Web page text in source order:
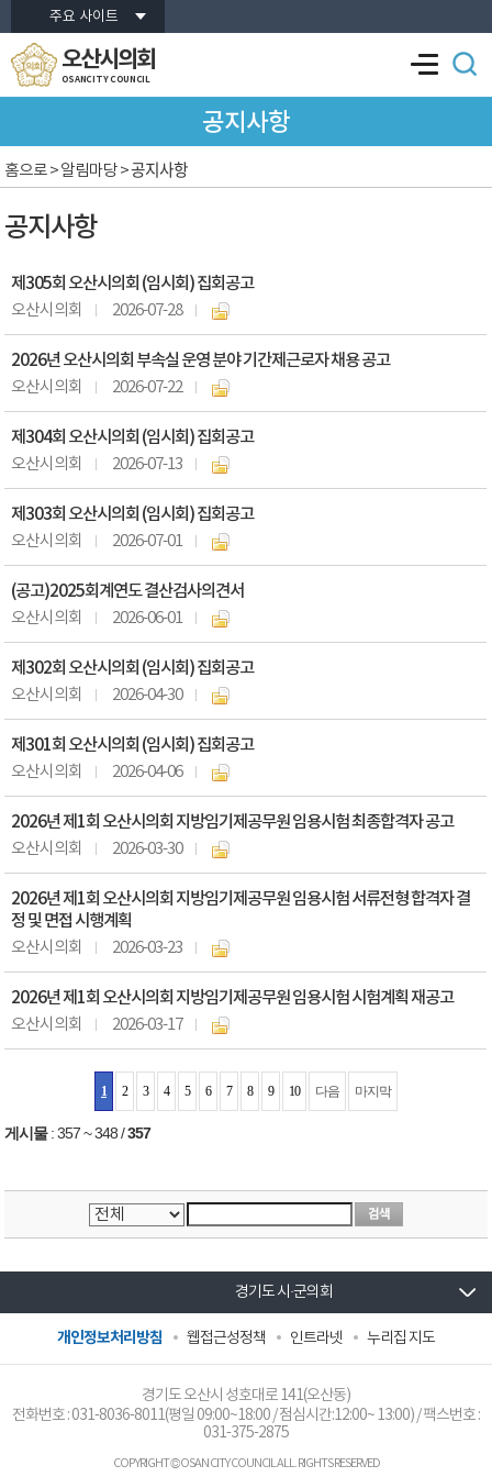
본문바로가기주요 사이트
오산시의회
OSANCITY COUNCIL
공지사항
공지사항
홈으로> 알림마당 >공지사항
제305회 오산시의회 (임시회) 집회공고
오산시의회 2026-07-28
2026년 오산시의회 부속실 운영 분야 기간제근로자 채용 공고
오산시의회 2026-07-22
제304회 오산시의회 (임시회) 집회공고
오산시의회 2026-07-13
제303회 오산시의회 (임시회) 집회공고
오산시의회 2026-07-01
(공고)2025회계연도 결산검사의견서
오산시의회 2026-06-01
제302회 오산시의회 (임시회) 집회공고
오산시의회 2026-04-30
제301회 오산시의회 (임시회) 집회공고
오산시의회 2026-04-06
2026년 제1회 오산시의회 지방임기제공무원 임용시험 최종합격자 공고
오산시의회 2026-03-30
2026년 제1회 오산시의회 지방임기제공무원 임용시험 서류전형 합격자 결
정 및 면접 시행계획
오산시의회 2026-03-23
2026년 제1회 오산시의회 지방임기제공무원 임용시험 시험계획 재공고
오산시의회 2026-03-17
1 2 3 4 5 6 7 8 9 10 다음 마지막
게시물:357 ~ 348 /357
경기도 시·군의회
개인정보처리방침 웹접근성정책 인트라넷 누리집 지도
경기도 오산시 성호대로 141(오산동)
전화번호 :031-8036-8011(평일 09:00~18:00 / 점심시간:12:00~ 13:00) / 팩스번호 :
031-375-2875
COPYRIGHT © OSAN CITY COUNCIL ALL. RIGHTS RESERVED